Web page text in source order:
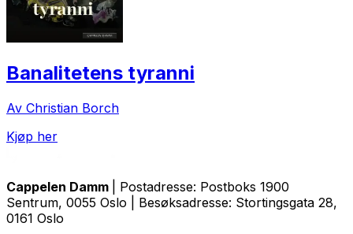
Banalitetens tyranni
Av Christian Borch
Kjøp her
Cappelen Damm
| Postadresse: Postboks 1900
Sentrum, 0055 Oslo | Besøksadresse: Stortingsgata 28,
0161 Oslo